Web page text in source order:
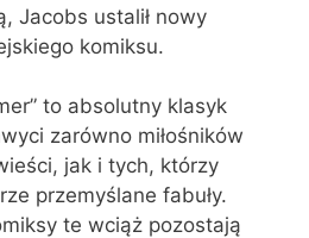
Jacobs ustalił nowy
komiksu.
to absolutny klasyk
zarówno miłośników
jak i tych, którzy
przemyślane fabuły.
te wciąż pozostają